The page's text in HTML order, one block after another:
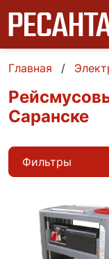
Главная
Саранске
Фильтры